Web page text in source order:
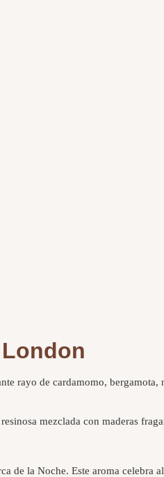
rayo de cardamomo,
mezclada con maderas
de la Noche. Este aroma